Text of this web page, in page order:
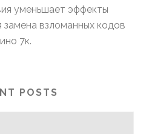
уменьшает эффекты
замена взломанных кодов
7к.
POSTS